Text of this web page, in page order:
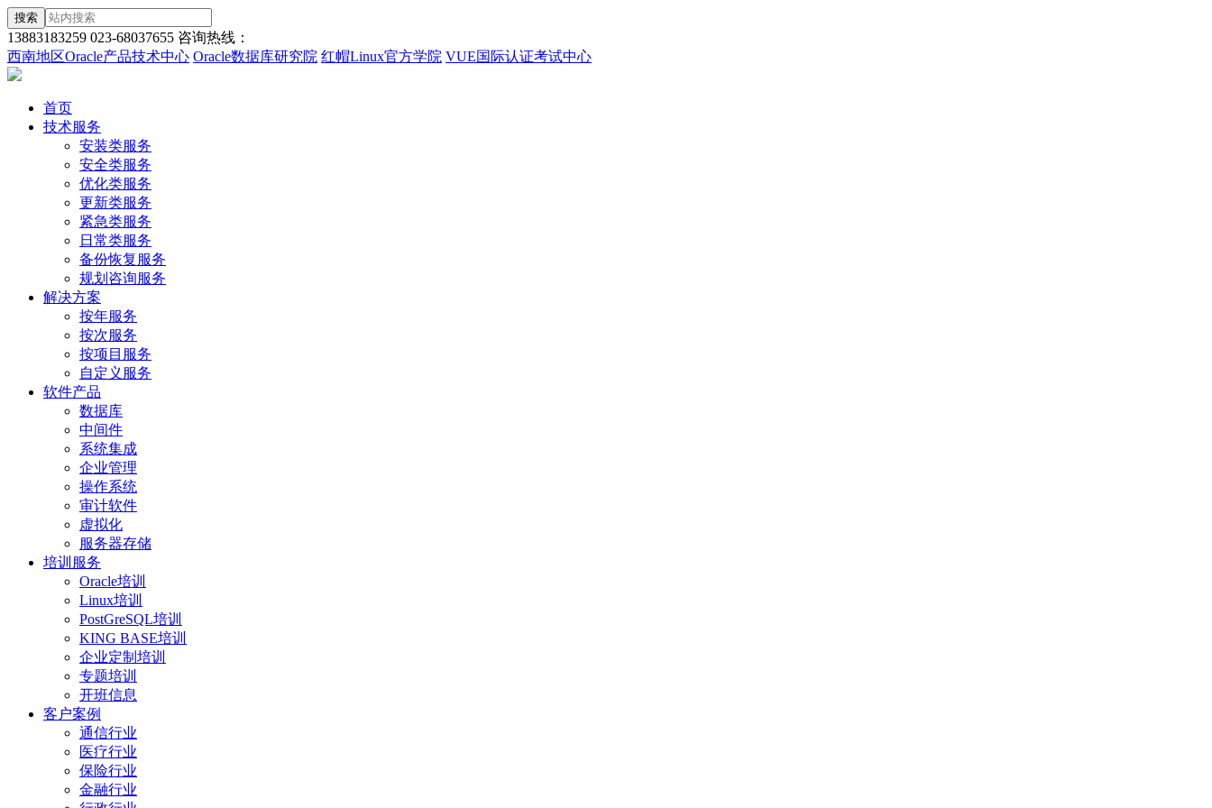
搜索
13883183259 023-68037655 咨询热线：
西南地区Oracle产品技术中心 Oracle数据库研究院 红帽Linux官方学院 VUE国际认证考试中心
首页
技术服务
安装类服务
安全类服务
优化类服务
更新类服务
紧急类服务
日常类服务
备份恢复服务
规划咨询服务
解决方案
按年服务
按次服务
按项目服务
自定义服务
软件产品
数据库
中间件
系统集成
企业管理
操作系统
审计软件
虚拟化
服务器存储
培训服务
Oracle培训
Linux培训
PostGreSQL培训
KING BASE培训
企业定制培训
专题培训
开班信息
客户案例
通信行业
医疗行业
保险行业
金融行业